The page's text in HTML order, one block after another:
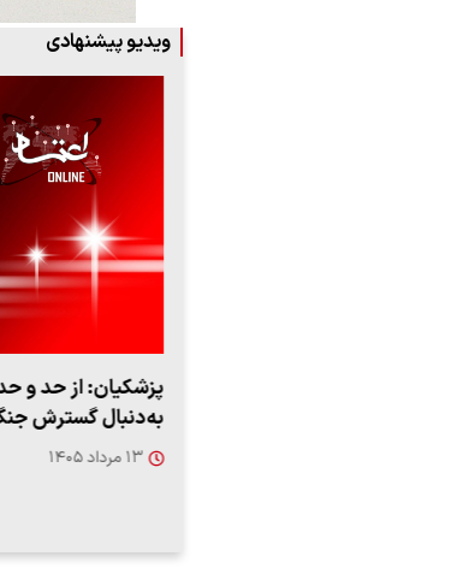
ویدیو پیشنهادی
پزشکیان: از حد و حدود خودمان دفاع می‌کنیم، اما